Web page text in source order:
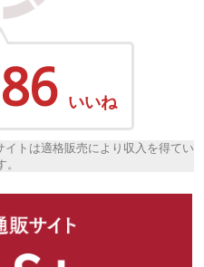
いいね
トは適格販売により収入を得てい
。